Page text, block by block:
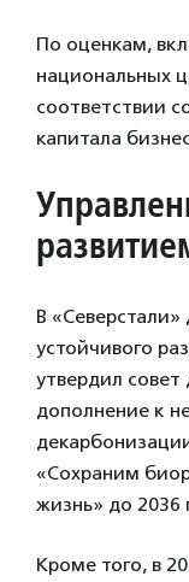
По оценкам,
национальных
соответствии
капитала
В «Северстали»
устойчивого
утвердил совет
дополнение к
«Сохраним
жизнь» до 2036
Кроме того, в